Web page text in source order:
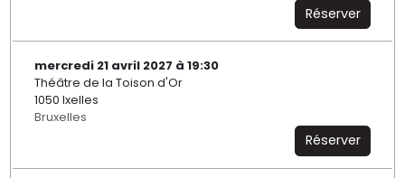
Réserver
mercredi 21 avril 2027 à 19:30
Théâtre de la Toison d'Or
1050 Ixelles
Bruxelles
Réserver